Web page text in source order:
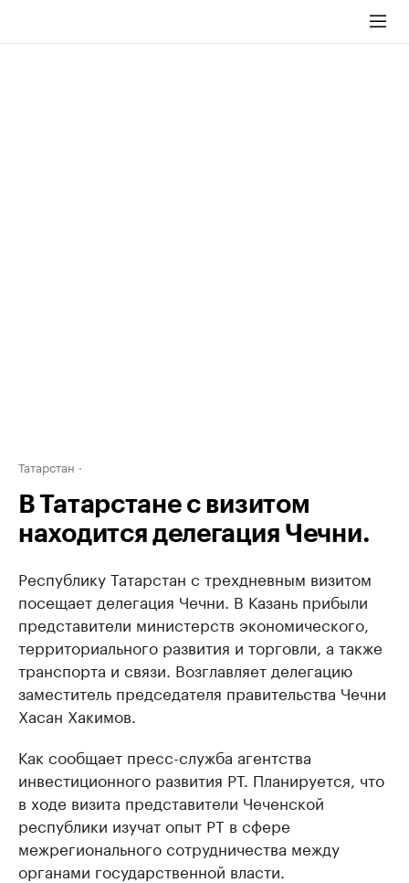
Татарстан
В Татарстане с визитом
находится делегация Чечни.
Республику Татарстан с трехдневным визитом
посещает делегация Чечни. В Казань прибыли
представители министерств экономического,
территориального развития и торговли, а также
транспорта и связи. Возглавляет делегацию
заместитель председателя правительства Чечни
Хасан Хакимов.
Как сообщает пресс-служба агентства
инвестиционного развития РТ. Планируется, что
в ходе визита представители Чеченской
республики изучат опыт РТ в сфере
межрегионального сотрудничества между
органами государственной власти.